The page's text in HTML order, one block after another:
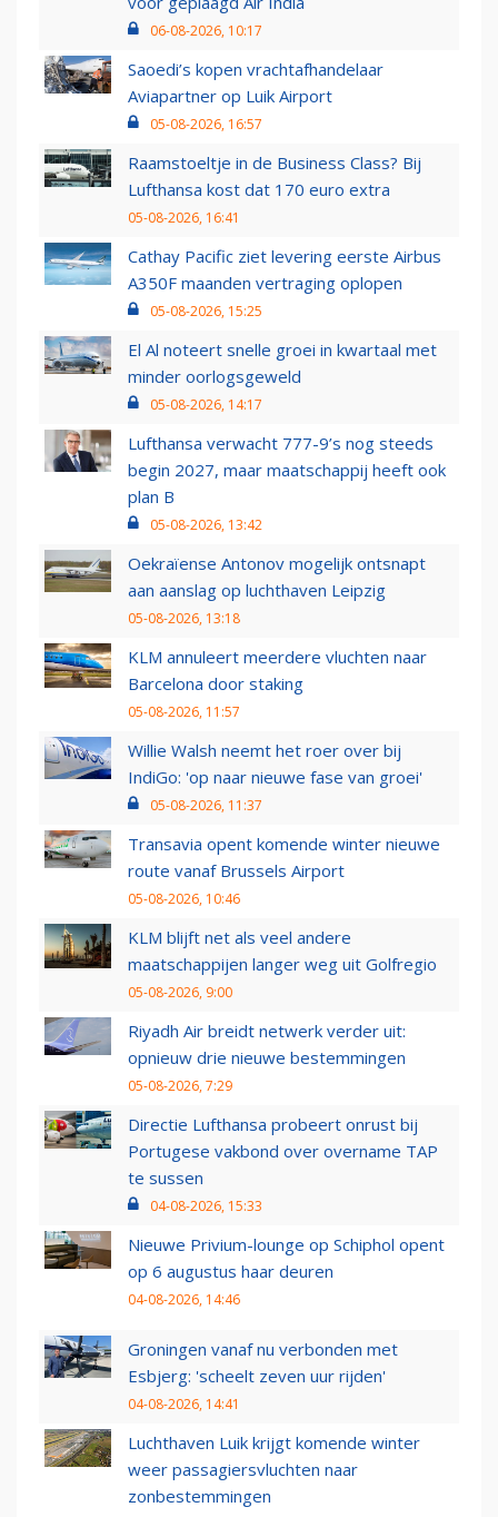
06-08-2026, 10:17
Saoedi’s kopen vrachtafhandelaar
Aviapartner op Luik Airport
05-08-2026, 16:57
Raamstoeltje in de Business Class? Bij
Lufthansa kost dat 170 euro extra
05-08-2026, 16:41
Cathay Pacific ziet levering eerste Airbus
A350F maanden vertraging oplopen
05-08-2026, 15:25
El Al noteert snelle groei in kwartaal met
minder oorlogsgeweld
05-08-2026, 14:17
Lufthansa verwacht 777-9’s nog steeds
begin 2027, maar maatschappij heeft ook
plan B
05-08-2026, 13:42
Oekraïense Antonov mogelijk ontsnapt
aan aanslag op luchthaven Leipzig
05-08-2026, 13:18
KLM annuleert meerdere vluchten naar
Barcelona door staking
05-08-2026, 11:57
Willie Walsh neemt het roer over bij
IndiGo: 'op naar nieuwe fase van groei'
05-08-2026, 11:37
Transavia opent komende winter nieuwe
route vanaf Brussels Airport
05-08-2026, 10:46
KLM blijft net als veel andere
maatschappijen langer weg uit Golfregio
05-08-2026, 9:00
Riyadh Air breidt netwerk verder uit:
opnieuw drie nieuwe bestemmingen
05-08-2026, 7:29
Directie Lufthansa probeert onrust bij
Portugese vakbond over overname TAP
te sussen
04-08-2026, 15:33
Nieuwe Privium-lounge op Schiphol opent
op 6 augustus haar deuren
04-08-2026, 14:46
Groningen vanaf nu verbonden met
Esbjerg: 'scheelt zeven uur rijden'
04-08-2026, 14:41
Luchthaven Luik krijgt komende winter
weer passagiersvluchten naar
zonbestemmingen